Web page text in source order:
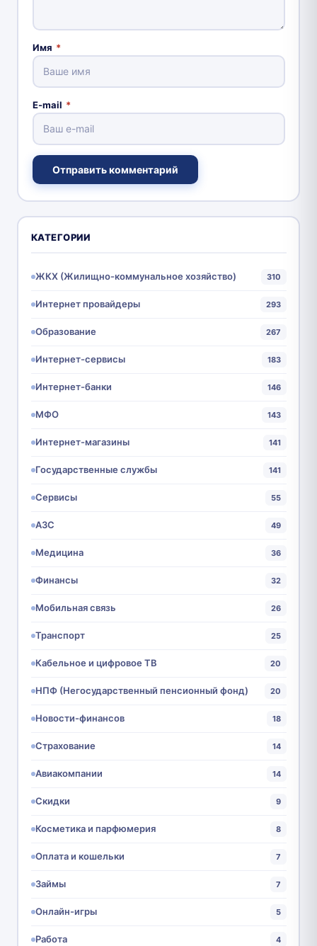
Имя *
E-mail *
Отправить комментарий
КАТЕГОРИИ
ЖКХ (Жилищно-коммунальное хозяйство) 310
Интернет провайдеры 293
Образование 267
Интернет-сервисы 183
Интернет-банки 146
МФО 143
Интернет-магазины 141
Государственные службы 141
Сервисы 55
АЗС 49
Медицина 36
Финансы 32
Мобильная связь 26
Транспорт 25
Кабельное и цифровое ТВ 20
НПФ (Негосударственный пенсионный фонд) 20
Новости-финансов 18
Страхование 14
Авиакомпании 14
Скидки 9
Косметика и парфюмерия 8
Оплата и кошельки 7
Займы 7
Онлайн-игры 5
Работа 4